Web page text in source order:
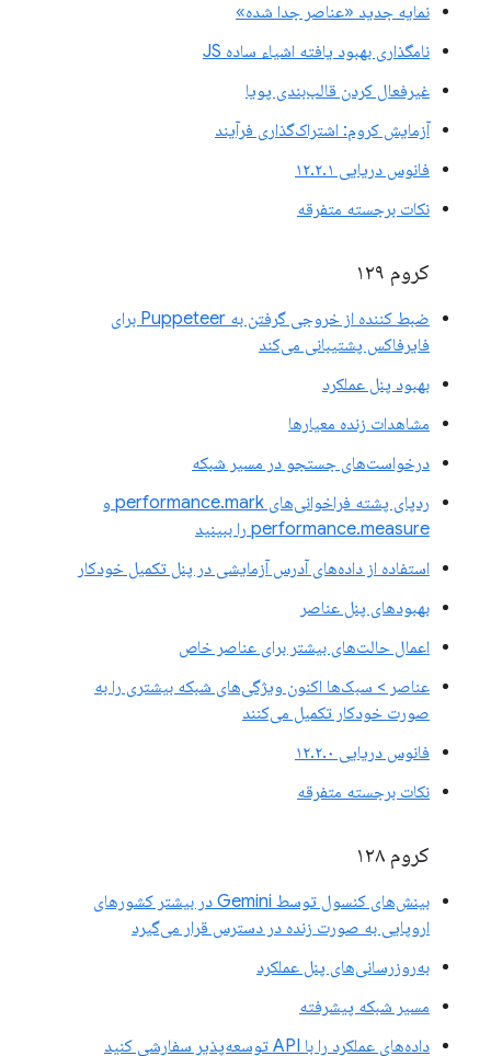
نمایه جدید «عناصر جدا شده»
نامگذاری بهبود یافته اشیاء ساده JS
غیرفعال کردن قالب‌بندی پویا
آزمایش کروم: اشتراک‌گذاری فرآیند
فانوس دریایی ۱۲.۲.۱
نکات برجسته متفرقه
کروم ۱۲۹
ضبط کننده از خروجی گرفتن به Puppeteer برای
فایرفاکس پشتیبانی می‌کند
بهبود پنل عملکرد
مشاهدات زنده معیارها
درخواست‌های جستجو در مسیر شبکه
ردپای پشته فراخوانی‌های performance.mark و
performance.measure را ببینید
استفاده از داده‌های آدرس آزمایشی در پنل تکمیل خودکار
بهبودهای پنل عناصر
اعمال حالت‌های بیشتر برای عناصر خاص
عناصر > سبک‌ها اکنون ویژگی‌های شبکه بیشتری را به
صورت خودکار تکمیل می‌کنند
فانوس دریایی ۱۲.۲.۰
نکات برجسته متفرقه
کروم ۱۲۸
بینش‌های کنسول توسط Gemini در بیشتر کشورهای
اروپایی به صورت زنده در دسترس قرار می‌گیرد
به‌روزرسانی‌های پنل عملکرد
مسیر شبکه پیشرفته
داده‌های عملکرد را با API توسعه‌پذیر سفارشی کنید